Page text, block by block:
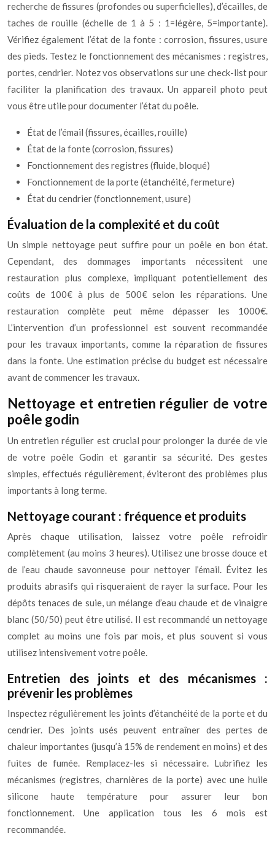
recherche de fissures (profondes ou superficielles), d’écailles, de
taches de rouille (échelle de 1 à 5 : 1=légère, 5=importante).
Vérifiez également l’état de la fonte : corrosion, fissures, usure
des pieds. Testez le fonctionnement des mécanismes : registres,
portes, cendrier. Notez vos observations sur une check-list pour
faciliter la planification des travaux. Un appareil photo peut
vous être utile pour documenter l’état du poêle.
État de l’émail (fissures, écailles, rouille)
État de la fonte (corrosion, fissures)
Fonctionnement des registres (fluide, bloqué)
Fonctionnement de la porte (étanchéité, fermeture)
État du cendrier (fonctionnement, usure)
Évaluation de la complexité et du coût
Un simple nettoyage peut suffire pour un poêle en bon état.
Cependant, des dommages importants nécessitent une
restauration plus complexe, impliquant potentiellement des
coûts de 100€ à plus de 500€ selon les réparations. Une
restauration complète peut même dépasser les 1000€.
L’intervention d’un professionnel est souvent recommandée
pour les travaux importants, comme la réparation de fissures
dans la fonte. Une estimation précise du budget est nécessaire
avant de commencer les travaux.
Nettoyage et entretien régulier de votre
poêle godin
Un entretien régulier est crucial pour prolonger la durée de vie
de votre poêle Godin et garantir sa sécurité. Des gestes
simples, effectués régulièrement, éviteront des problèmes plus
importants à long terme.
Nettoyage courant : fréquence et produits
Après chaque utilisation, laissez votre poêle refroidir
complètement (au moins 3 heures). Utilisez une brosse douce et
de l’eau chaude savonneuse pour nettoyer l’émail. Évitez les
produits abrasifs qui risqueraient de rayer la surface. Pour les
dépôts tenaces de suie, un mélange d’eau chaude et de vinaigre
blanc (50/50) peut être utilisé. Il est recommandé un nettoyage
complet au moins une fois par mois, et plus souvent si vous
utilisez intensivement votre poêle.
Entretien des joints et des mécanismes :
prévenir les problèmes
Inspectez régulièrement les joints d’étanchéité de la porte et du
cendrier. Des joints usés peuvent entraîner des pertes de
chaleur importantes (jusqu’à 15% de rendement en moins) et des
fuites de fumée. Remplacez-les si nécessaire. Lubrifiez les
mécanismes (registres, charnières de la porte) avec une huile
silicone haute température pour assurer leur bon
fonctionnement. Une application tous les 6 mois est
recommandée.